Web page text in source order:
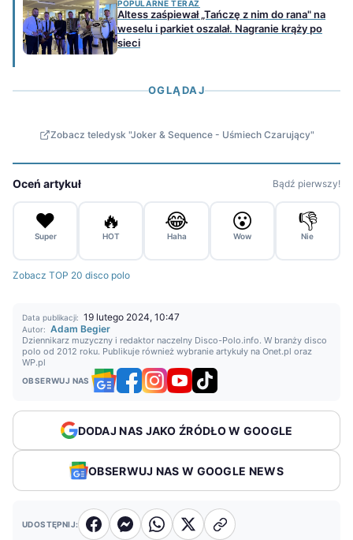
POPULARNE TERAZ
Altess zaśpiewał „Tańczę z nim do rana" na
weselu i parkiet oszalał. Nagranie krąży po
sieci
OGLĄDAJ
Zobacz teledysk "Joker & Sequence - Uśmiech Czarujący"
Oceń artykuł Bądź pierwszy!
❤️
Super
🔥
HOT
😂
Haha
😮
Wow
👎
Nie
Zobacz TOP 20 disco polo
Data publikacji: 19 lutego 2024, 10:47
Autor: Adam Begier
Dziennikarz muzyczny i redaktor naczelny Disco-Polo.info. W branży disco
polo od 2012 roku. Publikuje również wybranie artykuły na Onet.pl oraz
WP.pl
OBSERWUJ NAS
DODAJ NAS JAKO ŹRÓDŁO W GOOGLE
OBSERWUJ NAS W GOOGLE NEWS
UDOSTĘPNIJ: